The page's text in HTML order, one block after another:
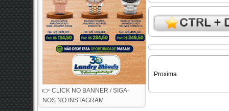
👉 CLICK NO BANNER / SIGA-
NOS NO INSTAGRAM
Proxima